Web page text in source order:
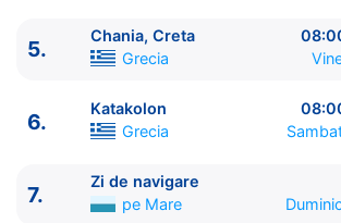
ITINERARIU
----------------------------------------
1. Pireu, Atena Grecia
⚓ - 17:00
Kusadasi Turcia 08:00 - 18:00
4.
Santorini Grecia
07:00 - 22:00
5.
Chania, Creta
Grecia
6.
Katakolon
Grecia
7.
Zi de navigare
pe Mare